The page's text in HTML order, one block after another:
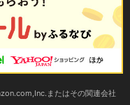
またはその関連会社